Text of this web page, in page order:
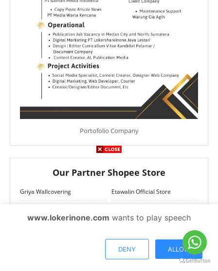
Portofolio Company
Our Partner Shopee Store
Griya Wallcovering Etawalin Official Store
NUTRIFLAKES ORIGINAL -
www.lokerinone.com wants to play speech
DENY ALLOW